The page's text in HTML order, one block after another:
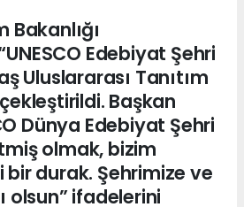
Bakanlığı
Edebiyat Şehri
Uluslararası Tanıtım
Başkan
Dünya Edebiyat Şehri
olmak, bizim
bir durak. Şehrimize ve
olsun” ifadelerini